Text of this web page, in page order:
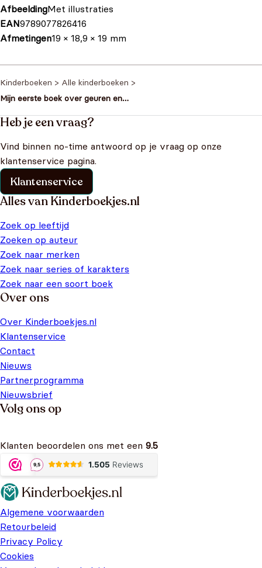
AfbeeldingMet illustraties
EAN9789077826416
Afmetingen19 × 18,9 × 19 mm
Kinderboeken > Alle kinderboeken >
Mijn eerste boek over geuren en
Heb je een vraag?
Vind binnen no-time antwoord op je vraag op onze
klantenservice pagina.
Klantenservice
Alles van Kinderboekjes.nl
Zoek op leeftijd
Zoeken op auteur
Zoek naar merken
Zoek naar series of karakters
Zoek naar een soort boek
Over ons
Over Kinderboekjes.nl
Klantenservice
Contact
Nieuws
Partnerprogramma
Nieuwsbrief
Volg ons op
Klanten beoordelen ons met een 9.5
Algemene voorwaarden
Retourbeleid
Privacy Policy
Cookies